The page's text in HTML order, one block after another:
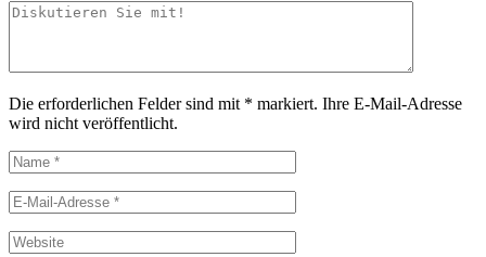
Die erforderlichen Felder sind mit * markiert. Ihre E-Mail-Adresse
wird nicht veröffentlicht.